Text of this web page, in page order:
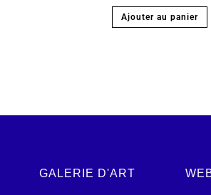
Ajouter au panier
GALERIE D'ART